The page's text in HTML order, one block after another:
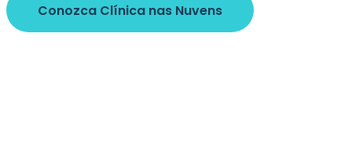
Conozca Clínica nas Nuvens